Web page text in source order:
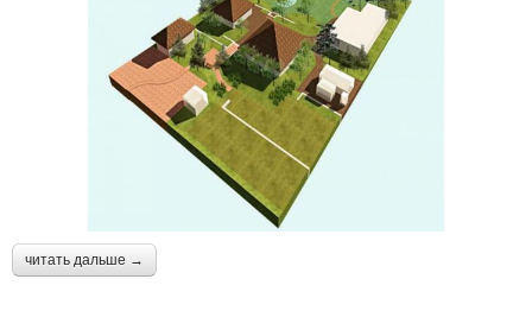
читать дальше →